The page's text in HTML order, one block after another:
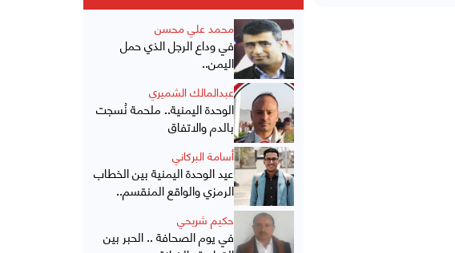
محمد علي محسن
في وداع الرجل الذي حمل
اليمن..
عبدالمالك الشميري
الوحدة اليمنية.. ملحمة نُسجت
بالدم والاتفاق
أسامة البركاني
عيد الوحدة اليمنية بين الخطاب
الرمزي والواقع المنقسم..
حكيم شريحي
في يوم الصحافة .. الحبر بين